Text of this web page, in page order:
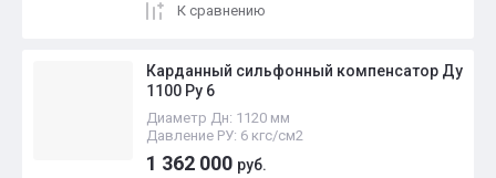
К сравнению
Карданный сильфонный компенсатор Ду
1100 Ру 6
Диаметр Дн: 1120 мм
Давление РУ: 6 кгс/см2
1 362 000 руб.